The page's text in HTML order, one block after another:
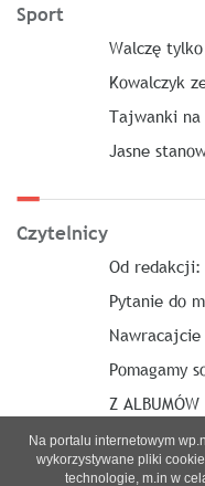
Sport
Walczę
Kowalczyk
Tajwanki na
Jasne
Czytelnicy
Od redakcji:
Pytanie do
Pomagamy
Z ALBUMÓW
Na portalu internetowym
wykorzystywane pliki
technologie, m.in w